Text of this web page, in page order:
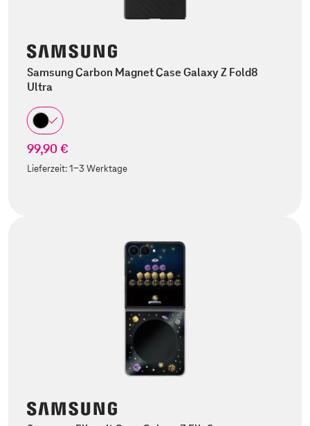
Samsung Carbon Magnet Case Galaxy Z Fold8
Ultra
99,90 €
Lieferzeit:1-3 Werktage